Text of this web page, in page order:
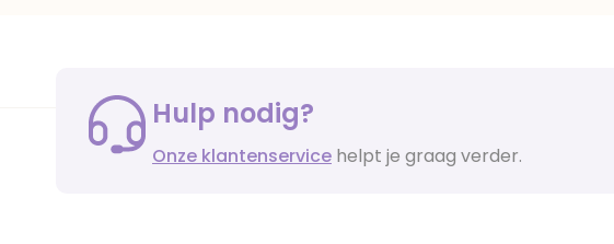
Hulp nodig?
Onze klantenservice helpt je graag verder.